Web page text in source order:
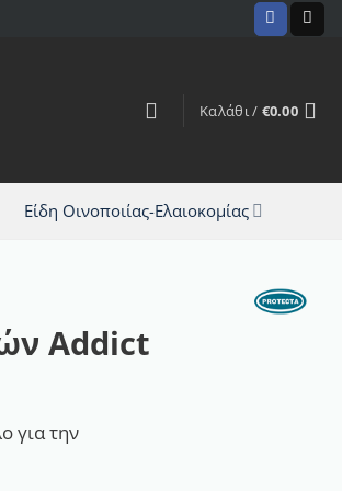
Καλάθι / €0.00
Είδη Οινοποιίας-Ελαιοκομίας
Addict
για την